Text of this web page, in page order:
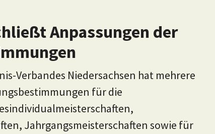
Anpassungen der
Verbandes Niedersachsen hat mehrere
für die
Jahrgangsmeisterschaften sowie für